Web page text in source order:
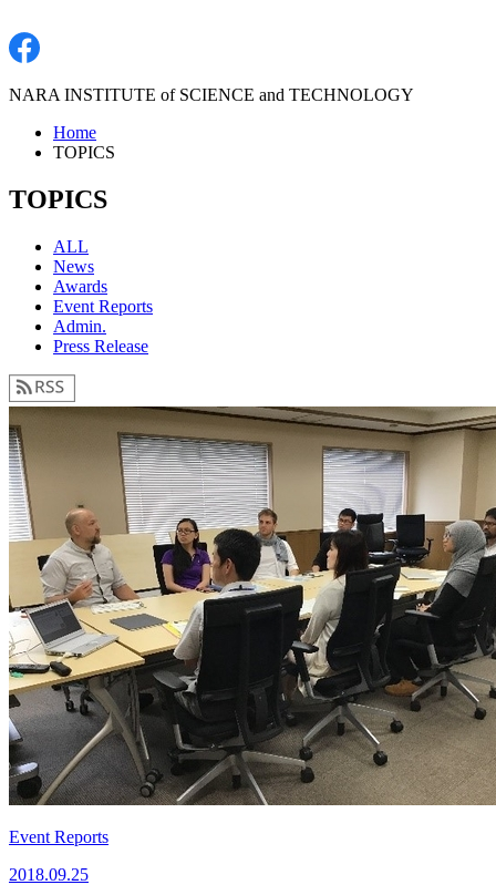
NARA INSTITUTE of SCIENCE and TECHNOLOGY
Home
TOPICS
TOPICS
ALL
News
Awards
Event Reports
Admin.
Press Release
Event Reports
2018.09.25